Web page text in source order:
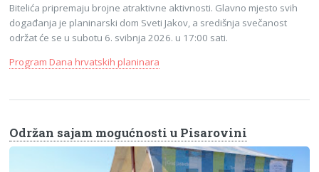
Bitelića pripremaju brojne atraktivne aktivnosti. Glavno mjesto svih
događanja je planinarski dom Sveti Jakov, a središnja svečanost
održat će se u subotu 6. svibnja 2026. u 17:00 sati.
Program Dana hrvatskih planinara
Održan sajam mogućnosti u Pisarovini